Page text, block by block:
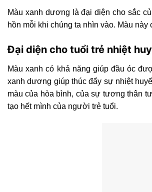
Màu xanh dương là đại diện cho sắc
hồn mỗi khi chúng ta nhìn vào. Màu này
Đại diện cho tuổi trẻ nhiệt
Màu xanh có khả năng giúp đầu óc
xanh dương giúp thúc đẩy sự nhiệt
màu của hòa bình, của sự tương thân
tạo hết mình của người trẻ tuổi.